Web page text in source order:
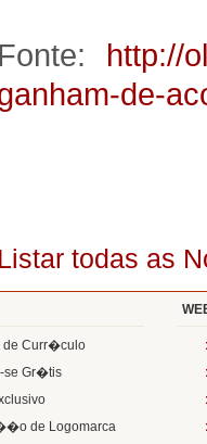
Fonte: http://
de-
Listar todas as
de Curr�culo
se Gr�tis
de Logomarca